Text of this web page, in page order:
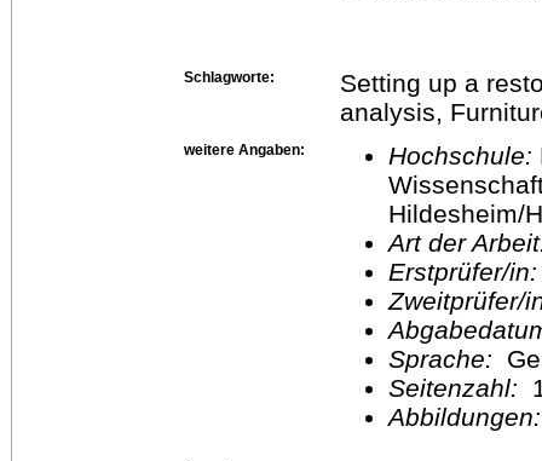
Schlagworte:
Setting up a
analysis,
weitere Angaben: Hochschule:
Hildesheim/
Art der
Erstprüfer/
Sprache:
Seitenzahl: